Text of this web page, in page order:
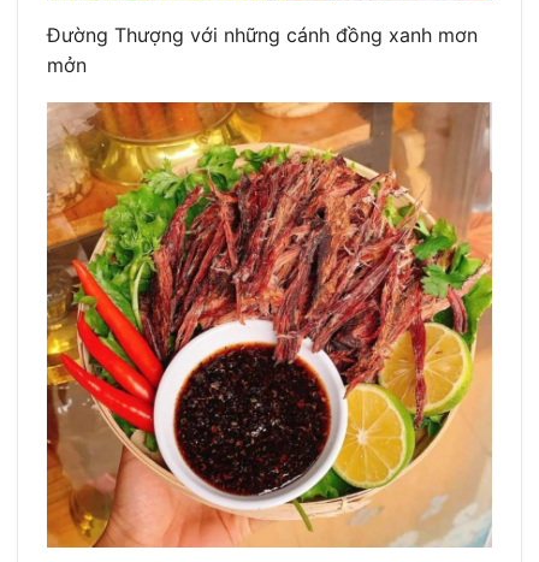
Đường Thượng với những cánh đồng xanh mơn
mởn